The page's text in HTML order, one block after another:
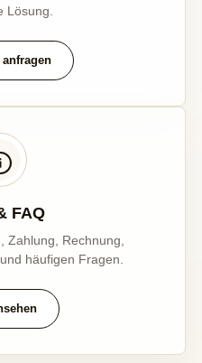
Lösung.
anfragen
FAQ
Zahlung, Rechnung,
häufigen Fragen.